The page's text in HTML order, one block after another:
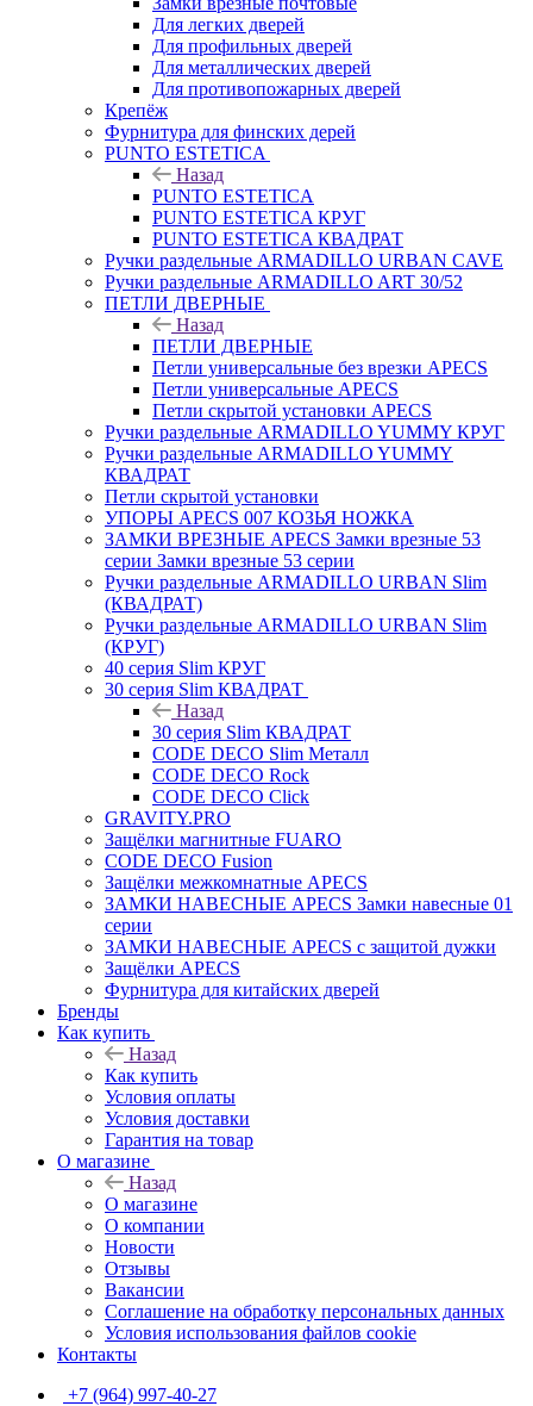
Для легких дверей
Для профильных дверей
Для металлических дверей
Для противопожарных дверей
Крепёж
Фурнитура для финских дерей
PUNTO ESTETICA
Назад
PUNTO ESTETICA
PUNTO ESTETICA КРУГ
PUNTO ESTETICA КВАДРАТ
Ручки раздельные ARMADILLO URBAN CAVE
Ручки раздельные ARMADILLO ART 30/52
ПЕТЛИ ДВЕРНЫЕ
Назад
ПЕТЛИ ДВЕРНЫЕ
Петли универсальные без врезки APECS
Петли универсальные APECS
Петли скрытой установки APECS
Ручки раздельные ARMADILLO YUMMY КРУГ
Ручки раздельные ARMADILLO YUMMY
КВАДРАТ
Петли скрытой установки
УПОРЫ APECS 007 КОЗЬЯ НОЖКА
ЗАМКИ ВРЕЗНЫЕ APECS Замки врезные 53
серии Замки врезные 53 серии
Ручки раздельные ARMADILLO URBAN Slim
(КВАДРАТ)
Ручки раздельные ARMADILLO URBAN Slim
(КРУГ)
40 серия Slim КРУГ
30 серия Slim КВАДРАТ
Назад
30 серия Slim КВАДРАТ
CODE DECO Slim Металл
CODE DECO Rock
CODE DECO Click
GRAVITY.PRO
Защёлки магнитные FUARO
CODE DECO Fusion
Защёлки межкомнатные APECS
ЗАМКИ НАВЕСНЫЕ APECS Замки навесные 01
серии
ЗАМКИ НАВЕСНЫЕ APECS с защитой дужки
Защёлки APECS
Фурнитура для китайских дверей
Бренды
Как купить
Назад
Как купить
Условия оплаты
Условия доставки
Гарантия на товар
О магазине
Назад
О магазине
О компании
Новости
Отзывы
Вакансии
Соглашение на обработку персональных данных
Условия использования файлов cookie
Контакты
+7 (964) 997-40-27